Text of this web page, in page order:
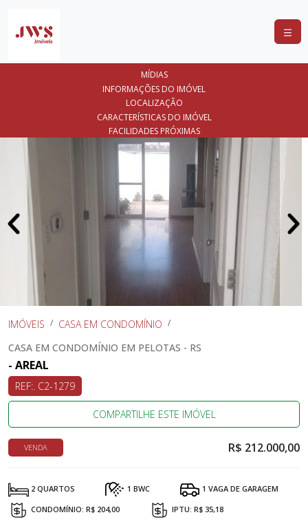
COMPRAR
LANÇAMENTOS
ANUNCIE
SEU
IMÓVEL
CONTATO
MÍDIAS
INFORMAÇÕES DO IMÓVEL
LOCALIZAÇÃO
CARACTERÍSTICAS DO IMÓVEL
FACILIDADES PRÓXIMAS
IMÓVEIS
CASA EM CONDOMÍNIO
CASA EM CONDOMÍNIO EM PELOTAS - RS
- AREAL
REF:. C2-1279
COMPARTILHE ESTE IMÓVEL
VENDA R$ 212.000,00
2 QUARTOS 1 BWC
1 VAGA DE GARAGEM
CONDOMÍNIO: R$ 204,00
IPTU: R$ 35,18